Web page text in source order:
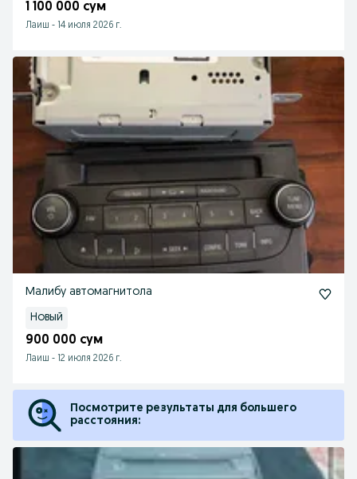
1 100 000 сум
Лаиш - 14 июля 2026 г.
Малибу автомагнитола
Новый
900 000 сум
Лаиш - 12 июля 2026 г.
Посмотрите результаты для большего
расстояния: